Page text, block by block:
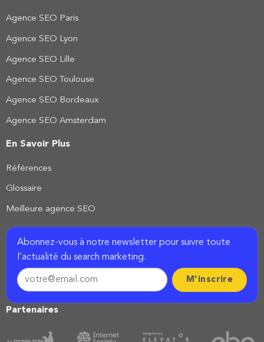
Agence SEO Paris
Agence SEO Lyon
Agence SEO Lille
Agence SEO Toulouse
Agence SEO Bordeaux
Agence SEO Amsterdam
En Savoir Plus
Références
Glossaire
Meilleure agence SEO
Abonnez-vous à notre newsletter pour suivre toute
l’actualité du search marketing.
Partenaires